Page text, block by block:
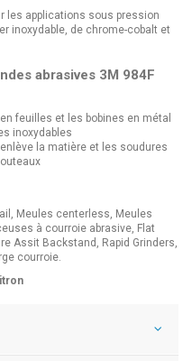
les applications sous pression
inoxydable, de chrome-cobalt et
abrasives 3M 984F
feuilles et les bobines en métal
inoxydables
la matière et les soudures
Meules centerless, Meules
à courroie abrasive, Flat
Assit Backstand, Rapid Grinders,
courroie.